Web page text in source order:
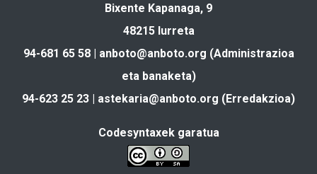
Bixente Kapanaga, 9
48215 Iurreta
94-681 65 58 | anboto@anboto.org (Administrazioa
eta banaketa)
94-623 25 23 | astekaria@anboto.org (Erredakzioa)
Codesyntaxek garatua